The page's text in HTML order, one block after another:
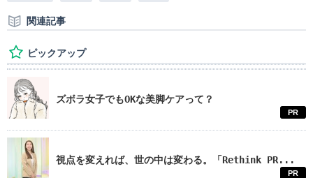
関連記事
ピックアップ
ズボラ女子でもOKな美脚ケアって？
PR
視点を変えれば、世の中は変わる。「Rethink PR...
PR